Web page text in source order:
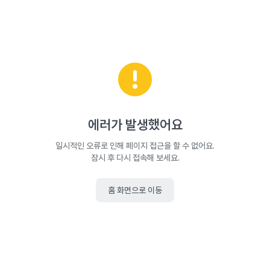
에러가 발생했어요
일시적인 오류로 인해 페이지 접근을 할 수 없어요.
잠시 후 다시 접속해 보세요.
홈 화면으로 이동